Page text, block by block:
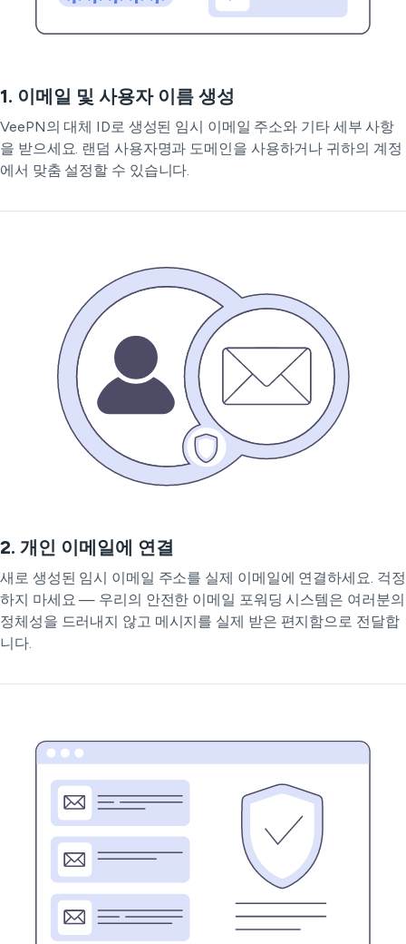
1. 이메일 및 사용자 이름 생성
VeePN의 대체 ID로 생성된 임시 이메일 주소와 기타 세부 사항
을 받으세요. 랜덤 사용자명과 도메인을 사용하거나 귀하의 계정
에서 맞춤 설정할 수 있습니다.
2. 개인 이메일에 연결
새로 생성된 임시 이메일 주소를 실제 이메일에 연결하세요. 걱정
하지 마세요 — 우리의 안전한 이메일 포워딩 시스템은 여러분의
정체성을 드러내지 않고 메시지를 실제 받은 편지함으로 전달합
니다.